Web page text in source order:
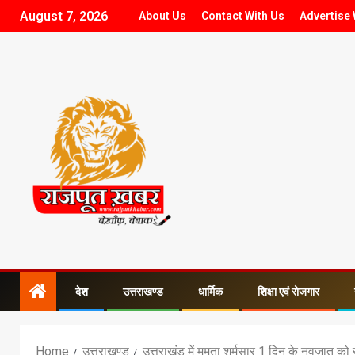
August 7, 2026 About Us Contact With Us Advertise
देश उत्तराखण्ड धार्मिक शिक्षा एवं रोजगार
Home उत्तराखण्ड उत्तराखंड में ममता शर्मसार 1 दिन के नवजात को